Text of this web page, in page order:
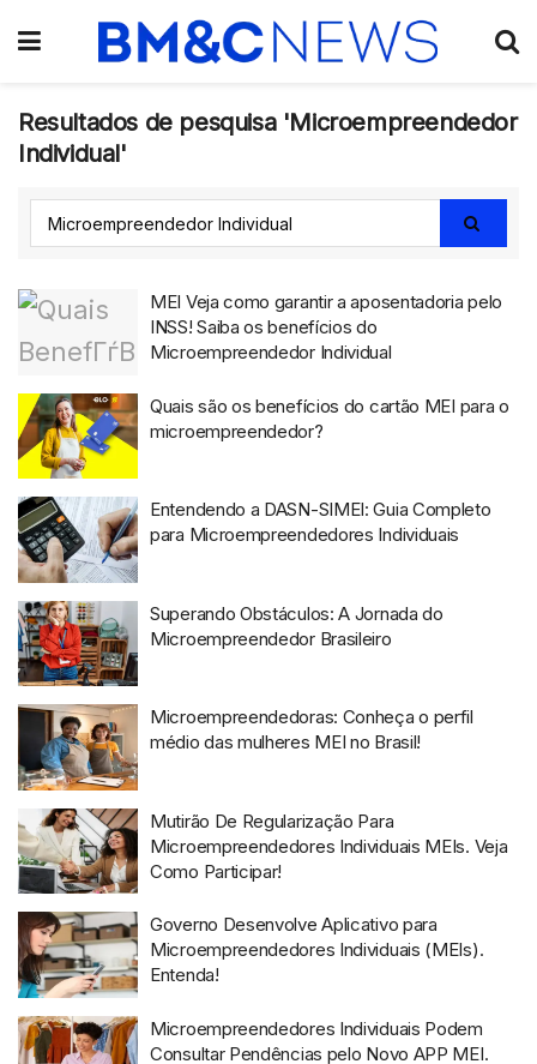
Resultados de pesquisa 'Microempreendedor
Individual'
MEI Veja como garantir a aposentadoria pelo
INSS! Saiba os benefícios do
Microempreendedor Individual
Quais são os benefícios do cartão MEI para o
microempreendedor?
Entendendo a DASN-SIMEI: Guia Completo
para Microempreendedores Individuais
Superando Obstáculos: A Jornada do
Microempreendedor Brasileiro
Microempreendedoras: Conheça o perfil
médio das mulheres MEI no Brasil!
Mutirão De Regularização Para
Microempreendedores Individuais MEIs. Veja
Como Participar!
Governo Desenvolve Aplicativo para
Microempreendedores Individuais (MEIs).
Entenda!
Microempreendedores Individuais Podem
Consultar Pendências pelo Novo APP MEI.